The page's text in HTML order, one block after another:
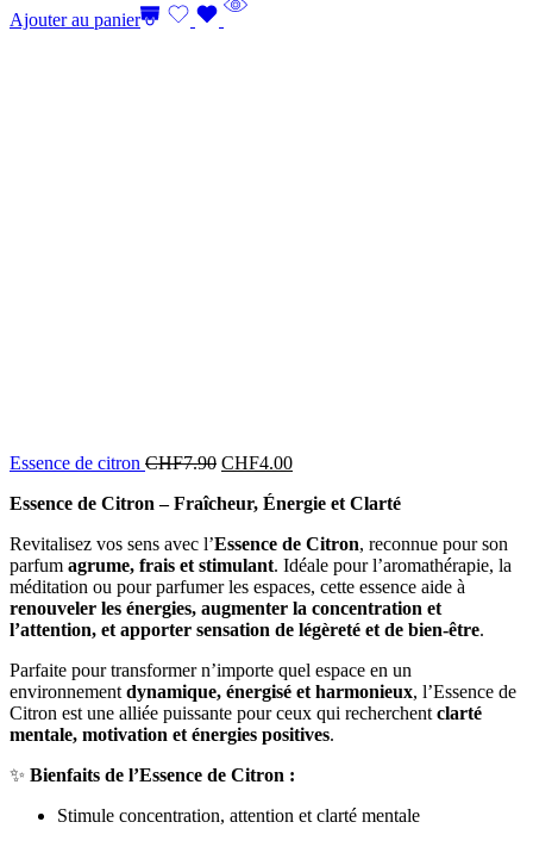
Ajouter au panier
Essence de citron CHF7.90 CHF4.00
Essence de Citron – Fraîcheur, Énergie et Clarté
Revitalisez vos sens avec l’Essence de Citron, reconnue pour son
parfum agrume, frais et stimulant. Idéale pour l’aromathérapie, la
méditation ou pour parfumer les espaces, cette essence aide à
renouveler les énergies, augmenter la concentration et
l’attention, et apporter sensation de légèreté et de bien-être.
Parfaite pour transformer n’importe quel espace en un
environnement dynamique, énergisé et harmonieux, l’Essence de
Citron est une alliée puissante pour ceux qui recherchent clarté
mentale, motivation et énergies positives.
✨ Bienfaits de l’Essence de Citron :
Stimule concentration, attention et clarté mentale